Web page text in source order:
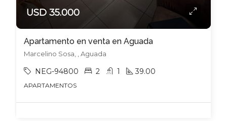
USD 35.000
Apartamento en venta en Aguada
Marcelino Sosa, , Aguada
NEG-94800 2 1 39.00
APARTAMENTOS